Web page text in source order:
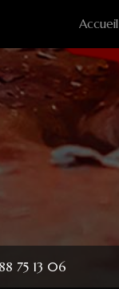
Accueil
75 13 06